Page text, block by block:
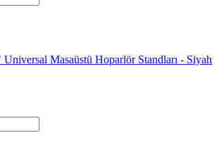
Masaüstü Hoparlör Standları - Siyah